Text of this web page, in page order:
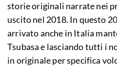
storie originali narrate nei
uscito nel 2018. In questo
arrivato anche in Italia
Tsubasa e lasciando tutti i
in originale per specifica